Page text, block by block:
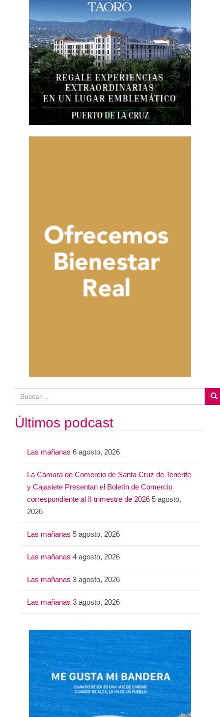
u
sÚltimos podcast
Las mañanas 6 agosto, 2026
La Cámara de Comercio de Santa Cruz de Tenerife
y Cajasiete Presentan el Boletín de Comercio
correspondiente al II trimestre de 2026 5 agosto,
2026
Las mañanas 5 agosto, 2026
Las mañanas 4 agosto, 2026
Las mañanas 3 agosto, 2026
Las mañanas 3 agosto, 2026